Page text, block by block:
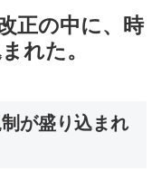
正の中に、時
れた。
が盛り込まれ